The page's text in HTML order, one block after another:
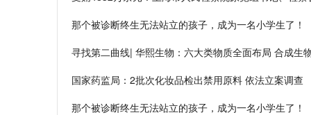
那个被诊断终生无法站立的孩子，成为一名小学生了！
寻找第二曲线| 华熙生物：六大类物质全面布局 合成生
国家药监局：2批次化妆品检出禁用原料 依法立案调查
那个被诊断终生无法站立的孩子，成为一名小学生了！